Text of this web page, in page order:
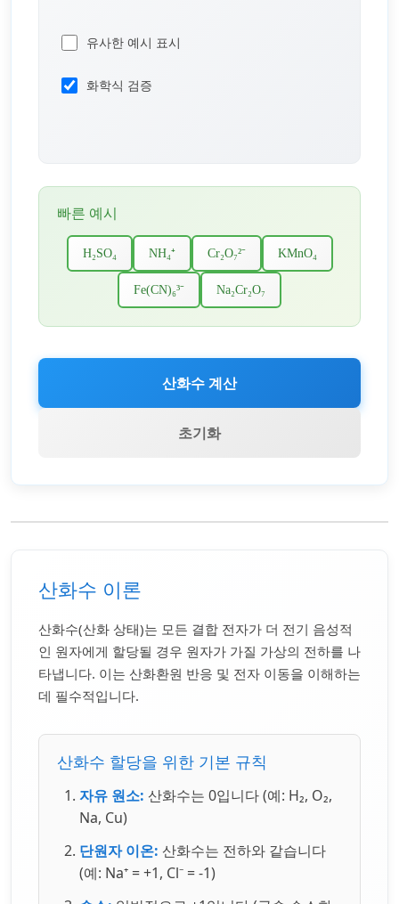
유사한 예시 표시
화학식 검증
빠른 예시
H₂SO₄ NH₄⁺ Cr₂O₇²⁻ KMnO₄
Fe(CN)₆³⁻ Na₂Cr₂O₇
산화수 계산
초기화
산화수 이론
산화수(산화 상태)는 모든 결합 전자가 더 전기 음성적
인 원자에게 할당될 경우 원자가 가질 가상의 전하를 나
타냅니다. 이는 산화환원 반응 및 전자 이동을 이해하는
데 필수적입니다.
산화수 할당을 위한 기본 규칙
자유 원소: 산화수는 0입니다 (예: H₂, O₂,
Na, Cu)
단원자 이온: 산화수는 전하와 같습니다
(예: Na⁺ = +1, Cl⁻ = -1)